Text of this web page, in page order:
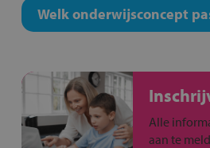
Welk onderwijsconcept
Alle
aan te